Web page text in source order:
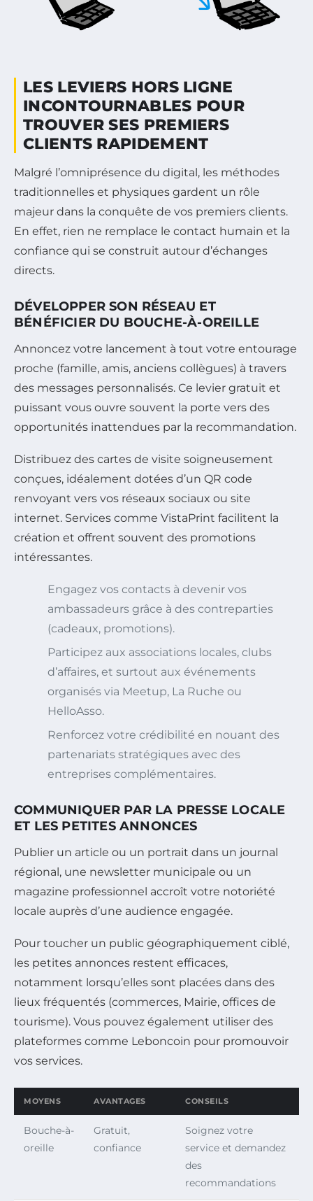
LES LEVIERS HORS LIGNE
INCONTOURNABLES POUR
TROUVER SES PREMIERS
CLIENTS RAPIDEMENT
Malgré l’omniprésence du digital, les méthodes
traditionnelles et physiques gardent un rôle
majeur dans la conquête de vos premiers clients.
En effet, rien ne remplace le contact humain et la
confiance qui se construit autour d’échanges
directs.
DÉVELOPPER SON RÉSEAU ET
BÉNÉFICIER DU BOUCHE-À-OREILLE
Annoncez votre lancement à tout votre entourage
proche (famille, amis, anciens collègues) à travers
des messages personnalisés. Ce levier gratuit et
puissant vous ouvre souvent la porte vers des
opportunités inattendues par la recommandation.
Distribuez des cartes de visite soigneusement
conçues, idéalement dotées d’un QR code
renvoyant vers vos réseaux sociaux ou site
internet. Services comme VistaPrint facilitent la
création et offrent souvent des promotions
intéressantes.
Engagez vos contacts à devenir vos
ambassadeurs grâce à des contreparties
(cadeaux, promotions).
Participez aux associations locales, clubs
d’affaires, et surtout aux événements
organisés via Meetup, La Ruche ou
HelloAsso.
Renforcez votre crédibilité en nouant des
partenariats stratégiques avec des
entreprises complémentaires.
COMMUNIQUER PAR LA PRESSE LOCALE
ET LES PETITES ANNONCES
Publier un article ou un portrait dans un journal
régional, une newsletter municipale ou un
magazine professionnel accroît votre notoriété
locale auprès d’une audience engagée.
Pour toucher un public géographiquement ciblé,
les petites annonces restent efficaces,
notamment lorsqu’elles sont placées dans des
lieux fréquentés (commerces, Mairie, offices de
tourisme). Vous pouvez également utiliser des
plateformes comme Leboncoin pour promouvoir
vos services.
MOYENS AVANTAGES CONSEILS
Bouche-à-
oreille
Gratuit,
confiance
Soignez votre
service et demandez
des
recommandations